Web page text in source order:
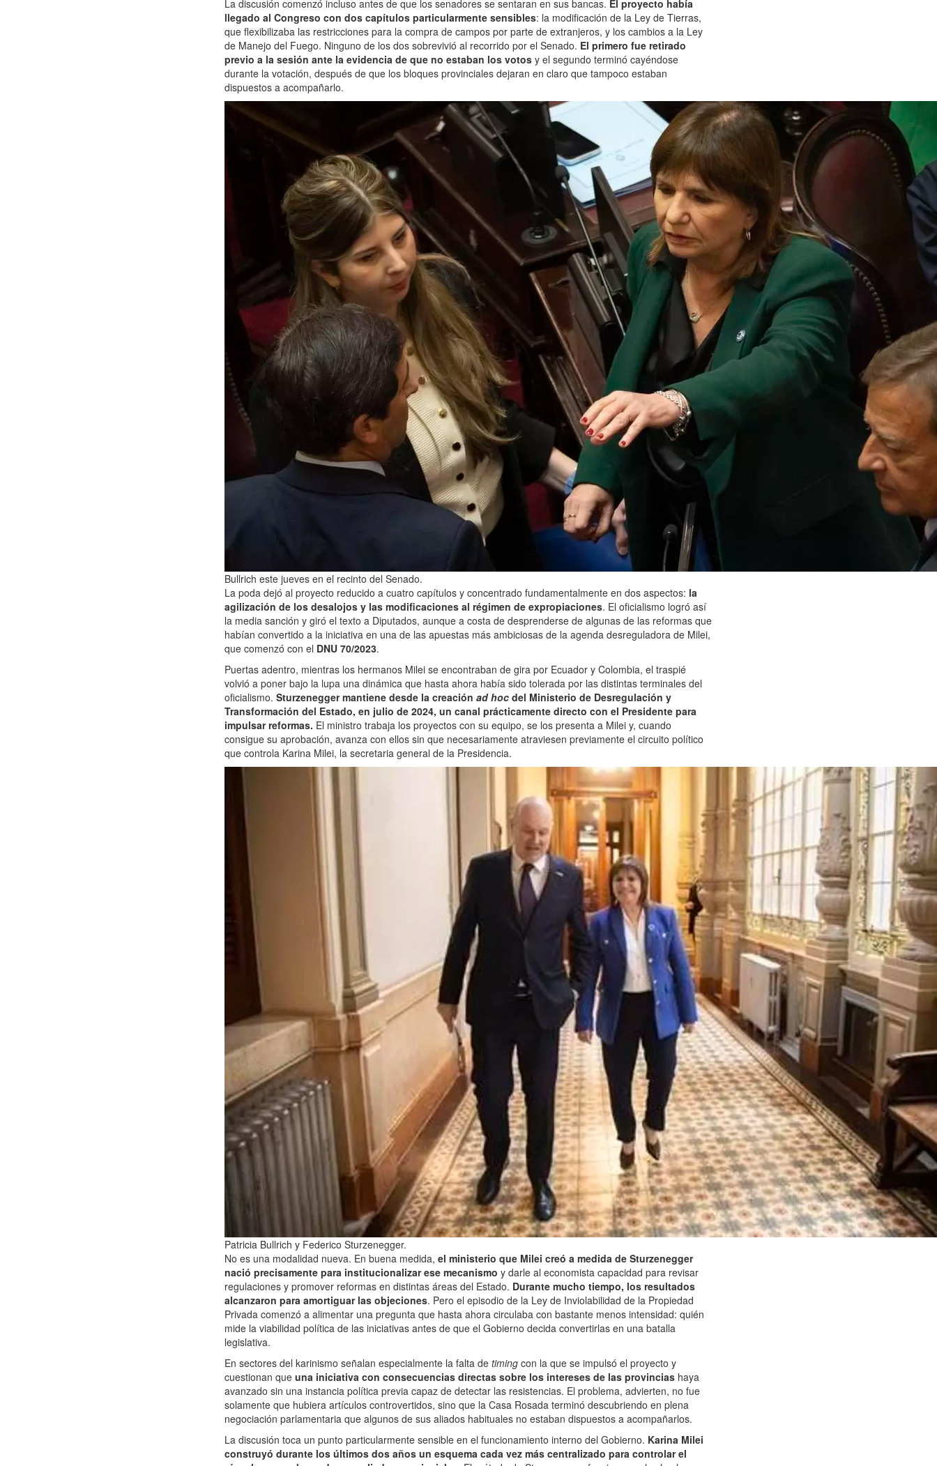
La discusión comenzó incluso antes de que los senadores se sentaran en sus bancas. El proyecto había
llegado al Congreso con dos capítulos particularmente sensibles: la modificación de la Ley de Tierras,
que flexibilizaba las restricciones para la compra de campos por parte de extranjeros, y los cambios a la Ley
de Manejo del Fuego. Ninguno de los dos sobrevivió al recorrido por el Senado. El primero fue retirado
previo a la sesión ante la evidencia de que no estaban los votos y el segundo terminó cayéndose
durante la votación, después de que los bloques provinciales dejaran en claro que tampoco estaban
dispuestos a acompañarlo.
Bullrich este jueves en el recinto del Senado.
La poda dejó al proyecto reducido a cuatro capítulos y concentrado fundamentalmente en dos aspectos: la
agilización de los desalojos y las modificaciones al régimen de expropiaciones. El oficialismo logró así
la media sanción y giró el texto a Diputados, aunque a costa de desprenderse de algunas de las reformas que
habían convertido a la iniciativa en una de las apuestas más ambiciosas de la agenda desreguladora de Milei,
que comenzó con el DNU 70/2023.
Puertas adentro, mientras los hermanos Milei se encontraban de gira por Ecuador y Colombia, el traspié
volvió a poner bajo la lupa una dinámica que hasta ahora había sido tolerada por las distintas terminales del
oficialismo. Sturzenegger mantiene desde la creación ad hoc del Ministerio de Desregulación y
Transformación del Estado, en julio de 2024, un canal prácticamente directo con el Presidente para
impulsar reformas. El ministro trabaja los proyectos con su equipo, se los presenta a Milei y, cuando
consigue su aprobación, avanza con ellos sin que necesariamente atraviesen previamente el circuito político
que controla Karina Milei, la secretaria general de la Presidencia.
Patricia Bullrich y Federico Sturzenegger.
No es una modalidad nueva. En buena medida, el ministerio que Milei creó a medida de Sturzenegger
nació precisamente para institucionalizar ese mecanismo y darle al economista capacidad para revisar
regulaciones y promover reformas en distintas áreas del Estado. Durante mucho tiempo, los resultados
alcanzaron para amortiguar las objeciones. Pero el episodio de la Ley de Inviolabilidad de la Propiedad
Privada comenzó a alimentar una pregunta que hasta ahora circulaba con bastante menos intensidad: quién
mide la viabilidad política de las iniciativas antes de que el Gobierno decida convertirlas en una batalla
legislativa.
En sectores del karinismo señalan especialmente la falta de timing con la que se impulsó el proyecto y
cuestionan que una iniciativa con consecuencias directas sobre los intereses de las provincias haya
avanzado sin una instancia política previa capaz de detectar las resistencias. El problema, advierten, no fue
solamente que hubiera artículos controvertidos, sino que la Casa Rosada terminó descubriendo en plena
negociación parlamentaria que algunos de sus aliados habituales no estaban dispuestos a acompañarlos.
La discusión toca un punto particularmente sensible en el funcionamiento interno del Gobierno. Karina Milei
construyó durante los últimos dos años un esquema cada vez más centralizado para controlar el